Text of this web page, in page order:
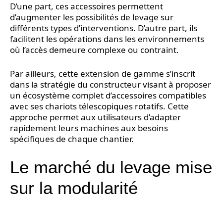
D’une part, ces accessoires permettent
d’augmenter les possibilités de levage sur
différents types d’interventions. D’autre part, ils
facilitent les opérations dans les environnements
où l’accès demeure complexe ou contraint.
Par ailleurs, cette extension de gamme s’inscrit
dans la stratégie du constructeur visant à proposer
un écosystème complet d’accessoires compatibles
avec ses chariots télescopiques rotatifs. Cette
approche permet aux utilisateurs d’adapter
rapidement leurs machines aux besoins
spécifiques de chaque chantier.
Le marché du levage mise
sur la modularité